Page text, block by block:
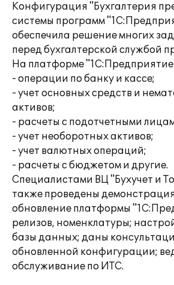
Конфигурация "Бухгалтерия
системы программ
обеспечила решение многих
перед бухгалтерской службой
На платформе
- операции по банку и кассе;
- учет основных средств и
активов;
- расчеты с подотчетными
- учет необоротных активов;
- учет валютных операций;
- расчеты с бюджетом и другие.
Специалистами ВЦ "Бухучет и
также проведены
обновление платформы
релизов, номенклатуры;
базы данных; даны
обновленной конфигурации;
обслуживание по ИТС.